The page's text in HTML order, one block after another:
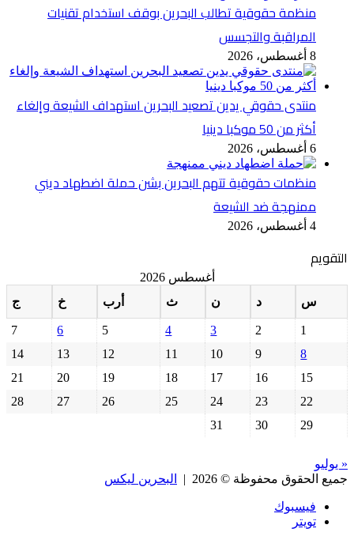
منظمة حقوقية تطالب البحرين بوقف استخدام تقنيات
المراقبة والتجسس
8 أغسطس، 2026
منتدى حقوقي يدين تصعيد البحرين استهداف الشيعة وإلغاء
أكثر من 50 موكبا دينيا
6 أغسطس، 2026
منظمات حقوقية تتهم البحرين بشن حملة اضطهاد ديني
ممنهجة ضد الشيعة
4 أغسطس، 2026
التقويم
أغسطس 2026
س
د ن ث أرب خ ج
1
2
3
4
5
6
7
8
9
10
11
12
13
14
15
16
17
18
19
20
21
22
23
24
25
26
27
28
29
30
31
« يوليو
جميع الحقوق محفوظة © 2026 |
البحرين ليكس
فيسبوك
تويتر